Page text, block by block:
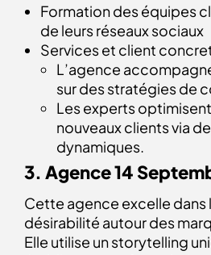
Formation des équipes
de leurs réseaux sociaux
Services et client
L’agence
sur des stratégies de
Les experts
nouveaux clients via
dynamiques.
3. Agence 14
Cette agence excelle dans
désirabilité autour des
Elle utilise un storytelling